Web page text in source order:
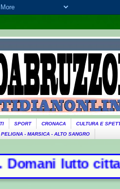
SPORT CRONACA
CULTURA E
- MARSICA - ALTO SANGRO